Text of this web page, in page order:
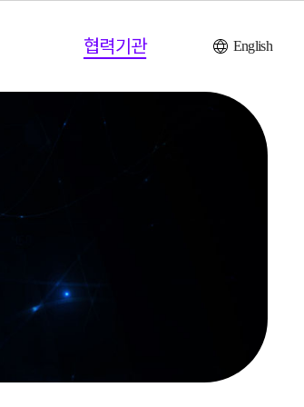
협력기관 English